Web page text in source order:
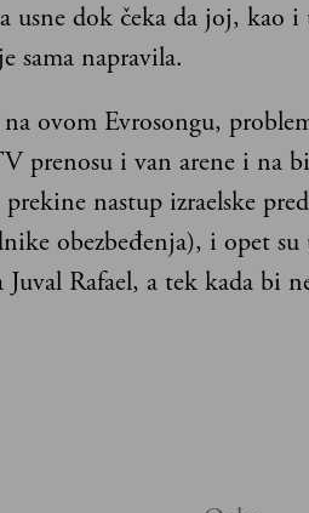
usne dok čeka da joj, kao
sama napravila.
ovom Evrosongu,
prenosu i van arene i na
prekine nastup izraelske
obezbeđenja), i opet
Rafael, a tek kada bi